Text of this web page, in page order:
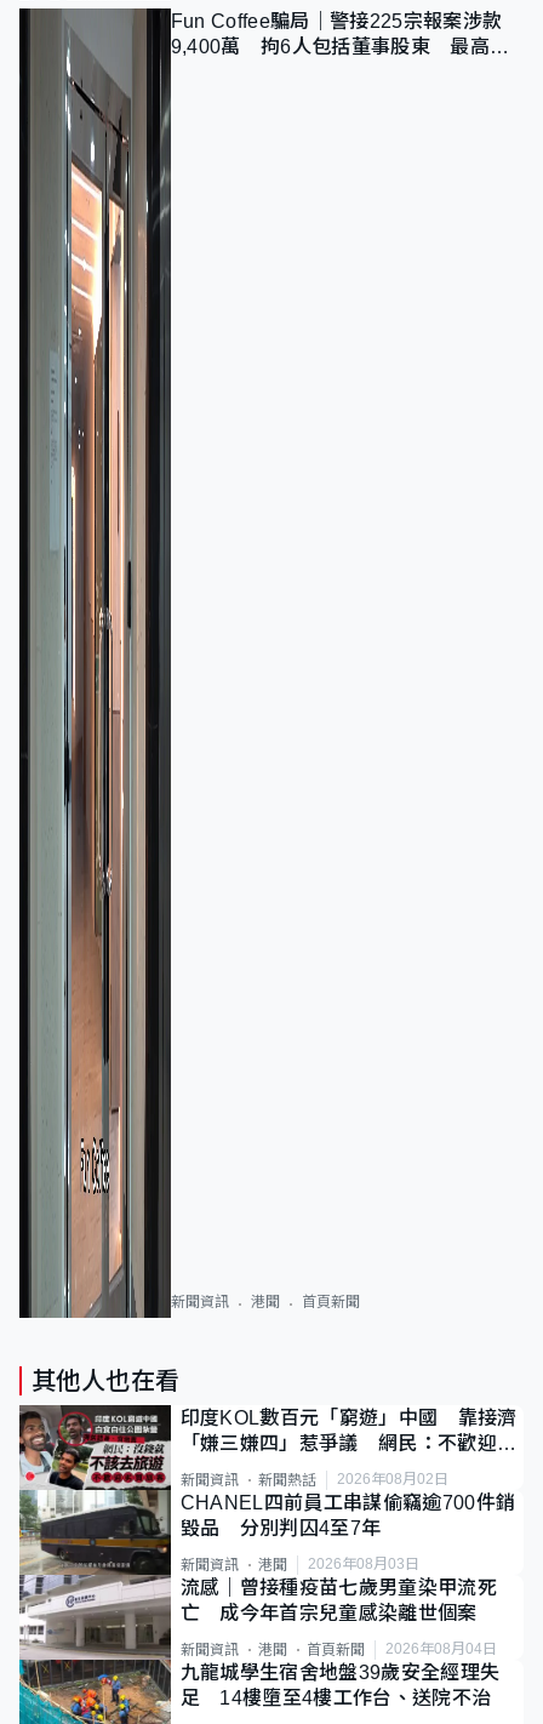
Fun Coffee騙局｜警接225宗報案涉款
9,400萬 拘6人包括董事股東 最高金
新聞資訊 港聞 首頁新聞
其他人也在看
印度KOL數百元「窮遊」中國 靠接濟
「嫌三嫌四」惹爭議 網民：不歡迎劣
質旅客
新聞資訊 新聞熱話 2026年08月02日
CHANEL四前員工串謀偷竊逾700件銷
毀品 分別判囚4至7年
新聞資訊 港聞 2026年08月03日
流感｜曾接種疫苗七歲男童染甲流死
亡 成今年首宗兒童感染離世個案
新聞資訊 港聞 首頁新聞 2026年08月04日
九龍城學生宿舍地盤39歲安全經理失
足 14樓墮至4樓工作台、送院不治